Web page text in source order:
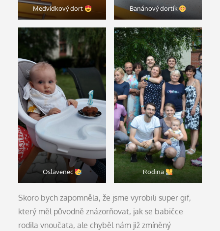
Medvídkový dort Banánový dortík
Oslavenec Rodina
Skoro bych zapomněla, že jsme vyrobili super gif,
který měl původně znázorňovat, jak se babičce
rodila vnoučata, ale chyběl nám již zmíněný